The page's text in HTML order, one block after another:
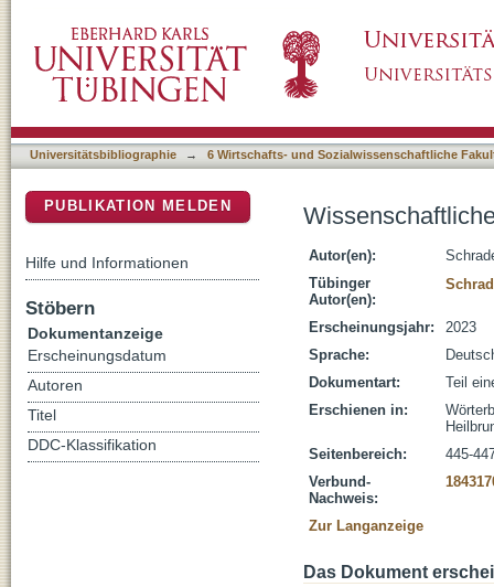
Universitätsbibliographie → 6 Wirtschafts- und Sozialwissenschaftliche
Autor(en):
Tübinger
Autor(en):
Erscheinungsjahr:
2023
Sprache:
Dokumentart:
Teil
Erschienen in:
Seitenbereich:
445-
Verbund-
Nachweis:
Zur Langanzeige
Das Dokument
PUBLIKATION MELDEN
Hilfe und Informationen
Stöbern
Dokumentanzeige
Erscheinungsdatum
Autoren
Titel
DDC-Klassifikation